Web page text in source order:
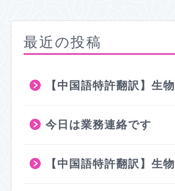
最近の投稿
【中国語特許翻訳】生
今日は業務連絡です
【中国語特許翻訳】生